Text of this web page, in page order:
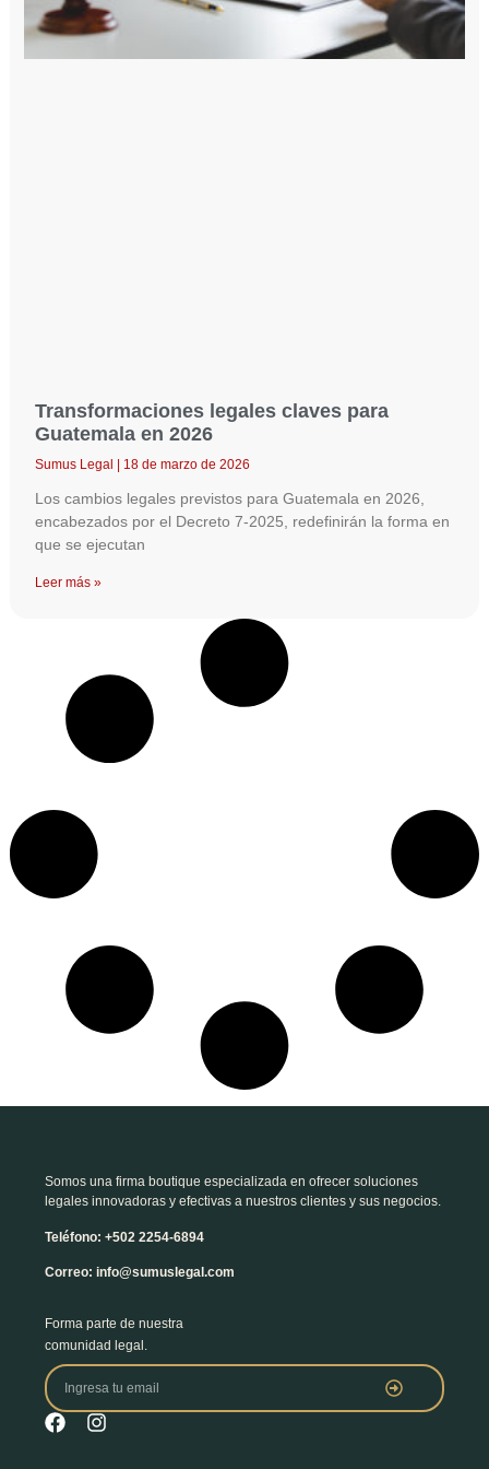
Transformaciones legales claves para
Guatemala en 2026
Sumus Legal 18 de marzo de 2026
Los cambios legales previstos para Guatemala en 2026,
encabezados por el Decreto 7-2025, redefinirán la forma en
que se ejecutan
Leer más »
Somos una firma boutique especializada en ofrecer soluciones
legales innovadoras y efectivas a nuestros clientes y sus negocios.
Teléfono: +502 2254-6894
Correo: info@sumuslegal.com
Forma parte de nuestra
comunidad legal.